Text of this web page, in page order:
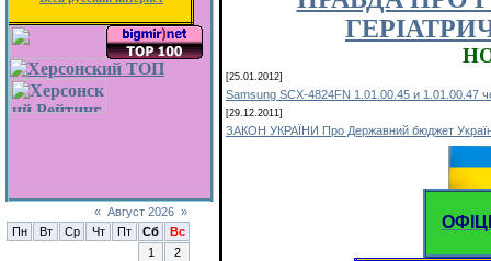
« Август 2026 »
Пн
Вт Ср Чт Пт Сб
Вс
1
2
[25.01.2012]
Samsung SCX-4824FN 1.01.00.45 и 1.01.00.47
[29.12.2011]
ЗАКОН УКРАЇНИ Про Державний бюджет